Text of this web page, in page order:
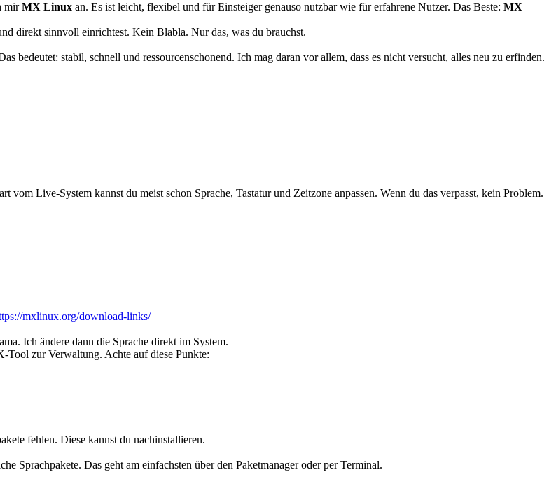
mirMX Linux an. Es ist leicht, flexibel und für Einsteiger genauso nutzbar wie für erfahrene Nutzer. Das Beste: MX
direkt sinnvoll einrichtest. Kein Blabla. Nur das, was du brauchst.
stabil, schnell und ressourcenschonend. Ich mag daran vor allem, dass es nicht versucht, alles neu zu erfinden.
Live-System kannst du meist schon Sprache, Tastatur und Zeitzone anpassen. Wenn du das verpasst, kein Problem.
mxlinux.org/download-links/
Ich ändere dann die Sprache direkt im System.
Tool zur Verwaltung. Achte auf diese Punkte:
fehlen. Diese kannst du nachinstallieren.
Das geht am einfachsten über den Paketmanager oder per Terminal.